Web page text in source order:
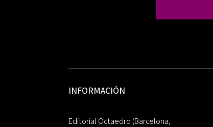
INFORMACIÓN
Editorial Octaedro (Barcelona,